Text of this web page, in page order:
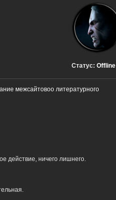
Статус: Offline
межсайтовоо литературного
действие, ничего лишнего.